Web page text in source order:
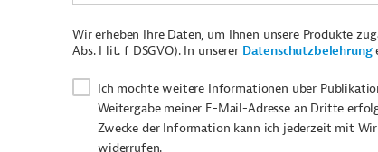
Wir erheben Ihre Daten, um Ihnen unsere Produkte
Abs. I lit. f DSGVO). In unserer Datenschutzbelehrung
Ich möchte weitere Informationen über
Weitergabe meiner E-Mail-Adresse an Dritte
Zwecke der Information kann ich jederzeit mit
widerrufen.